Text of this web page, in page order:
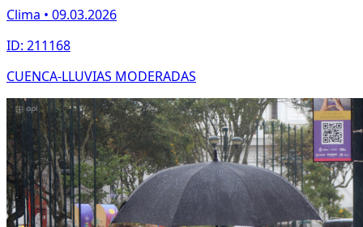
Clima • 09.03.2026
ID: 211168
CUENCA-LLUVIAS MODERADAS